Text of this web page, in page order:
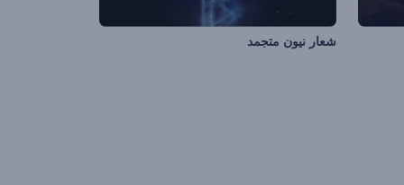
شعار نيون متجمد